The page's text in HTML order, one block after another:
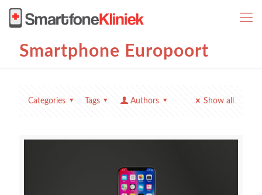
Smartphone Europoort
Categories Tags Authors Show all